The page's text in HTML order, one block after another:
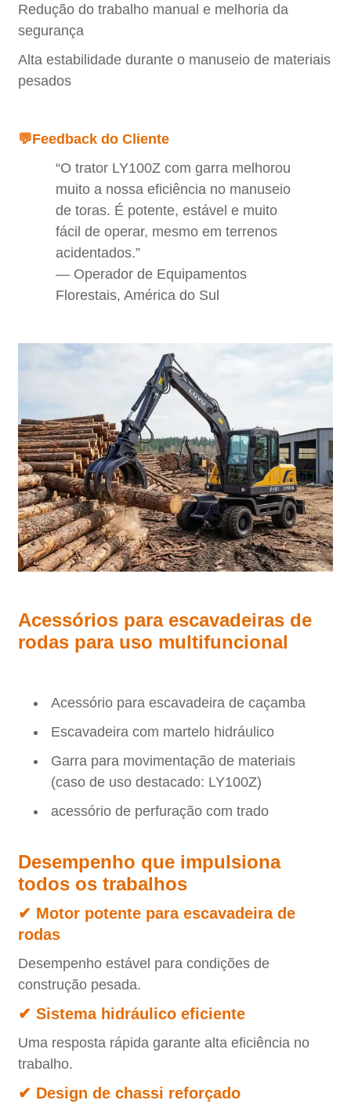
Redução do trabalho manual e melhoria da
segurança
Alta estabilidade durante o manuseio de materiais
pesados
💬Feedback do Cliente
“O trator LY100Z com garra melhorou
muito a nossa eficiência no manuseio
de toras. É potente, estável e muito
fácil de operar, mesmo em terrenos
acidentados.”
— Operador de Equipamentos
Florestais, América do Sul
Acessórios para escavadeiras de
rodas para uso multifuncional
Acessório para escavadeira de caçamba
Escavadeira com martelo hidráulico
Garra para movimentação de materiais
(caso de uso destacado: LY100Z)
acessório de perfuração com trado
Desempenho que impulsiona
todos os trabalhos
✔ Motor potente para escavadeira de
rodas
Desempenho estável para condições de
construção pesada.
✔ Sistema hidráulico eficiente
Uma resposta rápida garante alta eficiência no
trabalho.
✔ Design de chassi reforçado